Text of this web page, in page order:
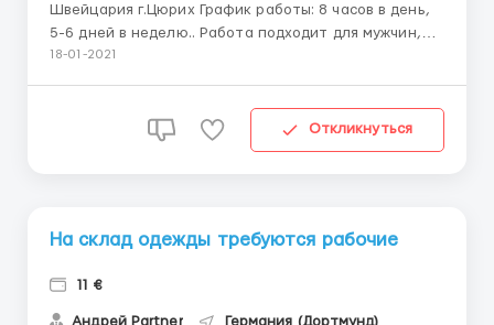
Швейцария г.Цюрих График работы: 8 часов в день,
5-6 дней в неделю.. Работа подходит для мужчин,
женщин, семейных пар. Обязанности: – работа на
опыт работы и знан...
18-01-2021
Откликнуться
На склад одежды требуются рабочие
11 €
Андрей Partner Германия (Дортмунд)